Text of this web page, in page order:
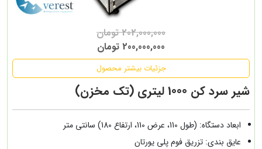
202,000,000 تومان
200,000,000 تومان
جزئیات بیشتر محصول
شیر سرد کن 1000 لیتری (تک مخزن)
ابعاد دستگاه: (طول 110، عرض 110، ارتفاع 180) سانتی متر
عایق بندی: تزریق فوم پلی یورتان